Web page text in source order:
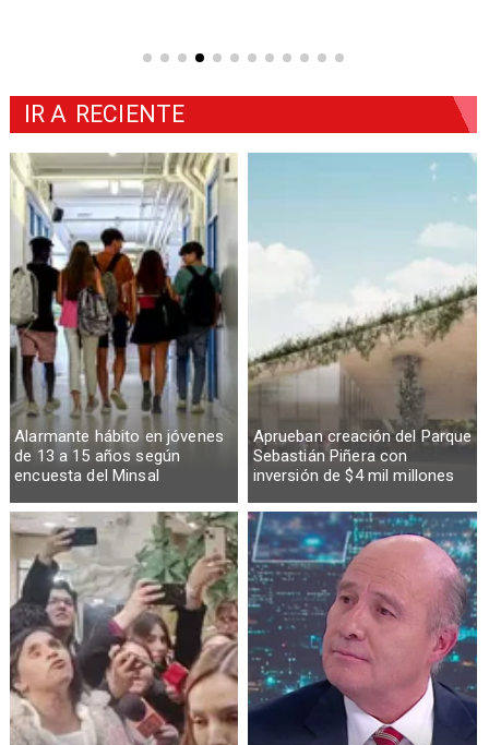
Alarmante hábito en jóvenes
de 13 a 15 años según
encuesta del Minsal
Aprueban creación del Parque
Sebastián Piñera con
inversión de $4 mil millones
IR A RECIENTE